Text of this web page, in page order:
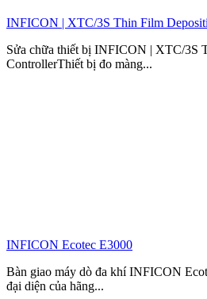
INFICON | XTC/3S Thin Film
Sửa chữa thiết bị INFICON | XTC/3S
ControllerThiết bị đo màng...
INFICON Ecotec E3000
Bàn giao máy dò đa khí INFICON
đại diện của hãng...